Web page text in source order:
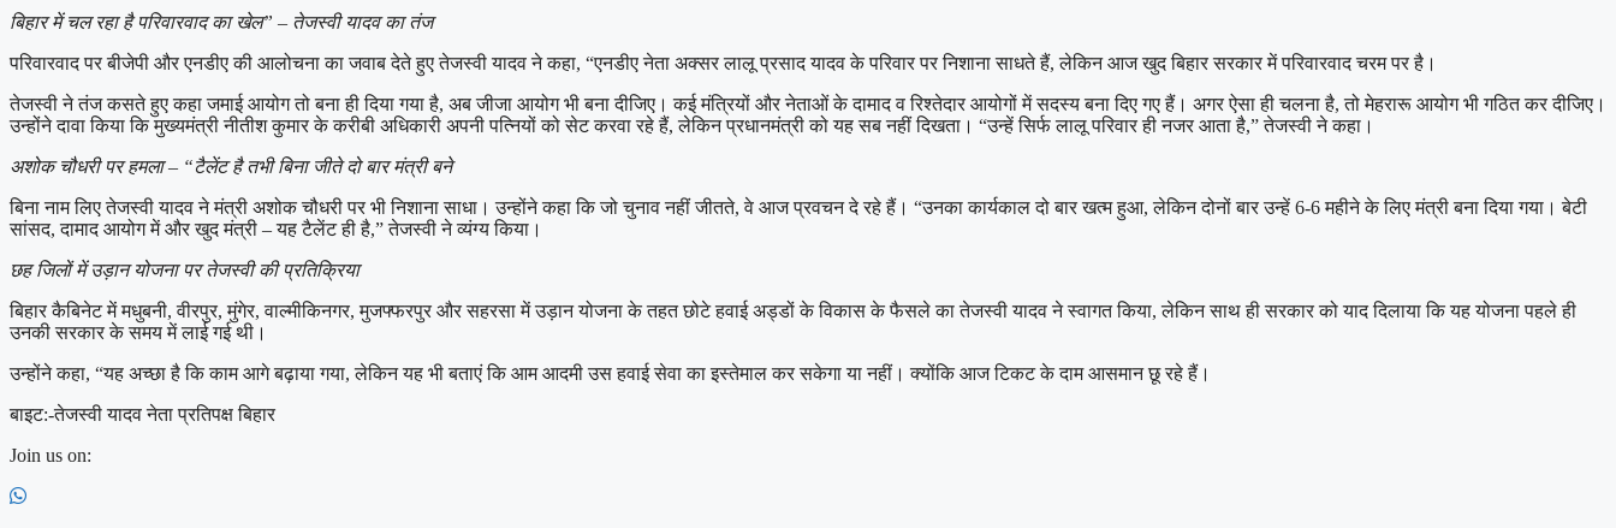
बिहार में चल रहा है परिवारवाद का खेल” – तेजस्वी यादव का तंज
परिवारवाद पर बीजेपी और एनडीए की आलोचना का जवाब देते हुए तेजस्वी यादव ने कहा, “एनडीए नेता अक्सर लालू प्रसाद यादव के परिवार पर निशाना साधते हैं, लेकिन आज खुद बिहार सरकार में परिवारवाद चरम पर है।
तेजस्वी ने तंज कसते हुए कहा जमाई आयोग तो बना ही दिया गया है, अब जीजा आयोग भी बना दीजिए। कई मंत्रियों और नेताओं के दामाद व रिश्तेदार आयोगों में सदस्य बना दिए गए हैं। अगर ऐसा ही चलना है, तो मेहरारू आयोग भी गठित कर दीजिए।
उन्होंने दावा किया कि मुख्यमंत्री नीतीश कुमार के करीबी अधिकारी अपनी पत्नियों को सेट करवा रहे हैं, लेकिन प्रधानमंत्री को यह सब नहीं दिखता। “उन्हें सिर्फ लालू परिवार ही नजर आता है,” तेजस्वी ने कहा।
अशोक चौधरी पर हमला – “टैलेंट है तभी बिना जीते दो बार मंत्री बने
बिना नाम लिए तेजस्वी यादव ने मंत्री अशोक चौधरी पर भी निशाना साधा। उन्होंने कहा कि जो चुनाव नहीं जीतते, वे आज प्रवचन दे रहे हैं। “उनका कार्यकाल दो बार खत्म हुआ, लेकिन दोनों बार उन्हें 6-6 महीने के लिए मंत्री बना दिया गया। बेटी
सांसद, दामाद आयोग में और खुद मंत्री – यह टैलेंट ही है,” तेजस्वी ने व्यंग्य किया।
छह जिलों में उड़ान योजना पर तेजस्वी की प्रतिक्रिया
बिहार कैबिनेट में मधुबनी, वीरपुर, मुंगेर, वाल्मीकिनगर, मुजफ्फरपुर और सहरसा में उड़ान योजना के तहत छोटे हवाई अड्डों के विकास के फैसले का तेजस्वी यादव ने स्वागत किया, लेकिन साथ ही सरकार को याद दिलाया कि यह योजना पहले ही
उनकी सरकार के समय में लाई गई थी।
उन्होंने कहा, “यह अच्छा है कि काम आगे बढ़ाया गया, लेकिन यह भी बताएं कि आम आदमी उस हवाई सेवा का इस्तेमाल कर सकेगा या नहीं। क्योंकि आज टिकट के दाम आसमान छू रहे हैं।
बाइट:-तेजस्वी यादव नेता प्रतिपक्ष बिहार
Join us on: